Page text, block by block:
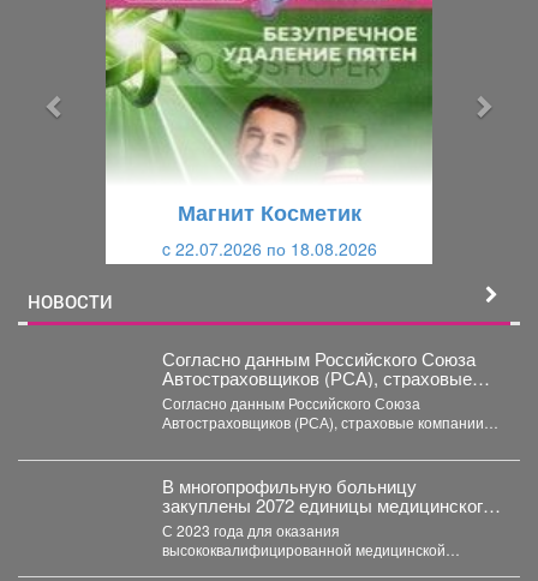
Магнит Косметик
c 22.07.2026 по 18.08.2026
НОВОСТИ
Согласно данным Российского Союза
Автостраховщиков (РСА), страховые
компании за первое полугодие 2026 года
выплатили более 35,3 млрд руб.
Согласно данным Российского Союза
Автостраховщиков (РСА), страховые компании
более...
В многопрофильную больницу
закуплены 2072 единицы медицинского
оборудования на общую сумму 490,6
млн рублей.
С 2023 года для оказания
высококвалифицированной медицинской